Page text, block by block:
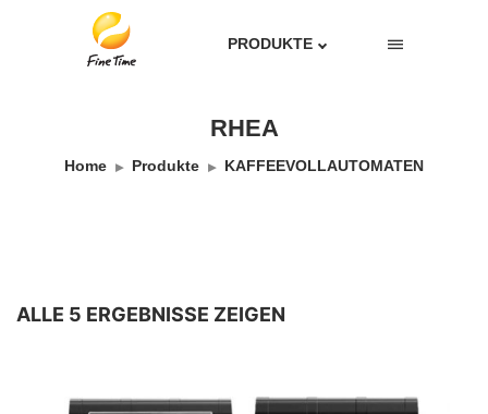
PRODUKTE
RHEA
Home Produkte KAFFEEVOLLAUTOMATEN
ALLE 5 ERGEBNISSE ZEIGEN